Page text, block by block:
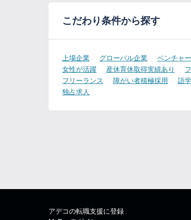
こだわり条件から探す
上場企業 グローバル企業 ベンチャ
女性が活躍
産休育休取得実績あり
フリーランス
障がい者積極採用 語
独占求人
アデコの転職支援に登録